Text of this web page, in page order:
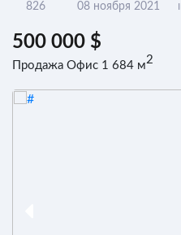
826
08 ноября 2021
500 000 $
Продажа Офис 1 684 м2